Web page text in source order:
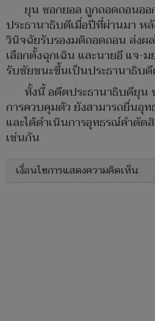
ยุน ซอกยอล ถูกถอดถอนอ
ประธานาธิบดีเมื่อปีที่ผ่านมา ห
วินิจฉัยรับรองมติถอดถอน ส่งผ
เลือกตั้งฉุกเฉิน และนายอี แจ-
รับชัยชนะขึ้นเป็นประธานาธิบ
ทั้งนี้ อดีตประธานาธิบดียุน
การควบคุมตัว ยังสามารถยื่นอุ
และได้ดำเนินการอุทธรณ์คำตั
เช่นกัน
เงื่อนไขการแสดงความคิดเห็น